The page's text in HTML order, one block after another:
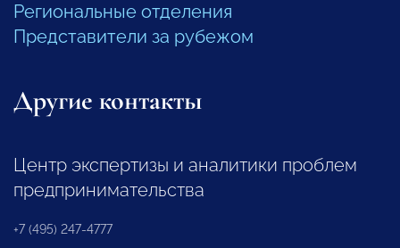
Региональные отделения
Представители за рубежом
Другие контакты
Центр экспертизы и аналитики проблем
предпринимательства
+7 (495) 247-4777